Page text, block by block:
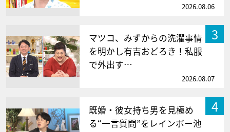
2026.08.06
3
マツコ、みずからの洗濯事情
を明かし有吉おどろき！私服
で外出す…
2026.08.07
4
既婚・彼女持ち男を見極め
る“一言質問”をレインボー池